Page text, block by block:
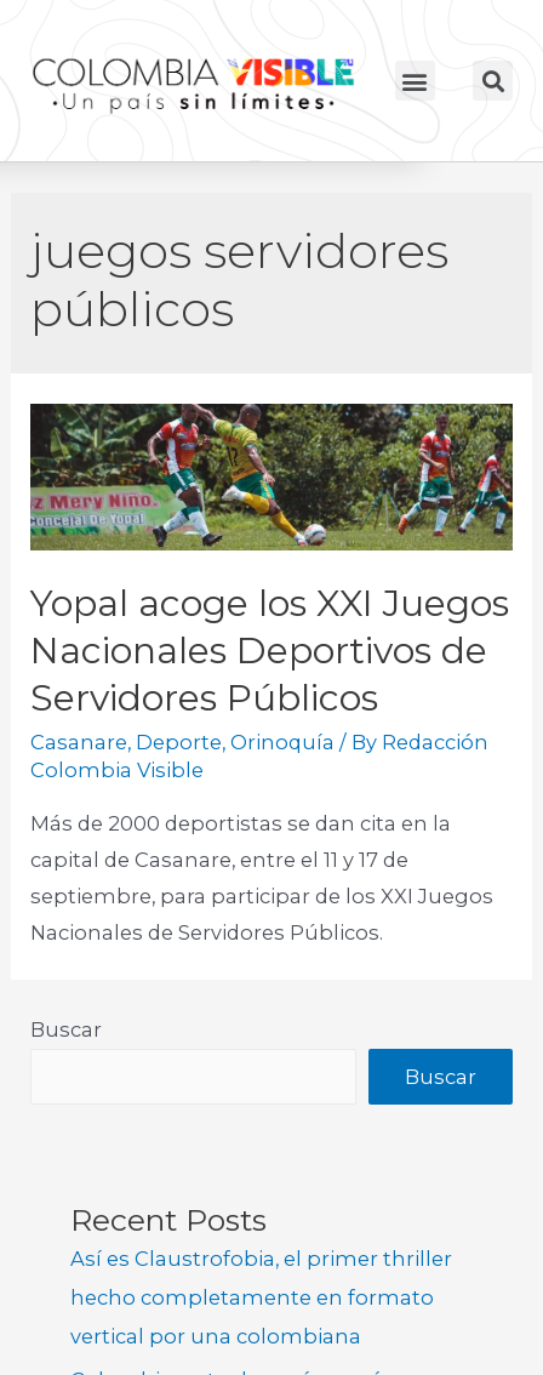
juegos servidores
públicos
Yopal acoge los XXI Juegos
Nacionales Deportivos de
Servidores Públicos
Casanare, Deporte,Orinoquía / By Redacción
Colombia Visible
Más de 2000 deportistas se dan cita en la
capital de Casanare, entre el 11 y 17 de
septiembre, para participar de los XXI Juegos
Nacionales de Servidores Públicos.​
Buscar
Buscar
Recent Posts
Así es Claustrofobia, el primer thriller
hecho completamente en formato
vertical por una colombiana